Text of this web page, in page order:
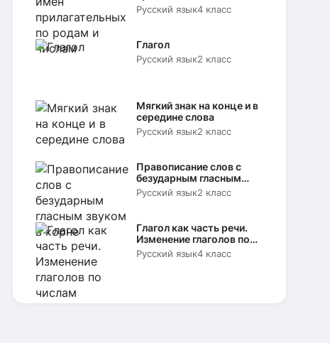
родам и числам
Русский язык4 класс
Глагол
Русский язык2 класс
Мягкий знак на конце и в
середине слова
Русский язык2 класс
Правописание слов с
безударным гласным
звуком в корне
Русский язык2 класс
Глагол как часть речи.
Изменение глаголов по
числам
Русский язык4 класс